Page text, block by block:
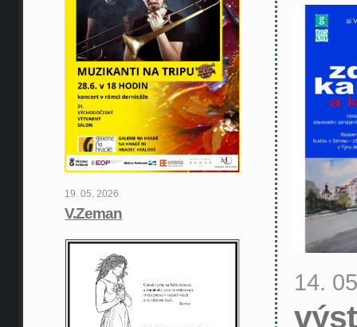
19. 05. 2026
V.Zeman
14.